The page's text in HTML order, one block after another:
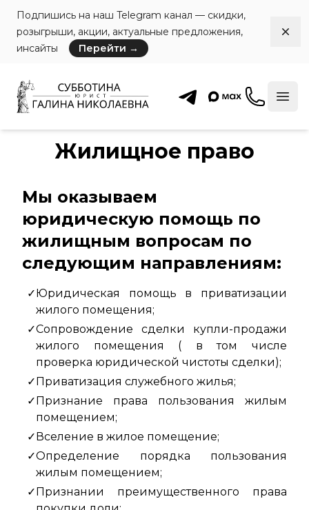
Подпишись на наш Telegram канал — скидки,
розыгрыши, акции, актуальные предложения,
инсайты
Перейти →
Субботина Право
Жилищное право
Мы оказываем
юридическую помощь по
жилищным вопросам по
следующим направлениям:
Юридическая помощь в приватизации
жилого помещения;
Сопровождение сделки купли-продажи
жилого помещения ( в том числе
проверка юридической чистоты сделки);
Приватизация служебного жилья;
Признание права пользования жилым
помещением;
Вселение в жилое помещение;
Определение порядка пользования
жилым помещением;
Признании преимущественного права